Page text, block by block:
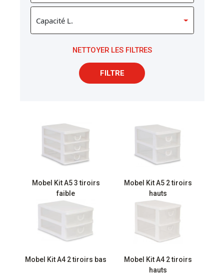
NETTOYER LES FILTRES
FILTRE
Mobel Kit A5 3 tiroirs
faible
Mobel Kit A5 2 tiroirs
hauts
Mobel Kit A4 2 tiroirs bas
Mobel Kit A4 2 tiroirs
hauts